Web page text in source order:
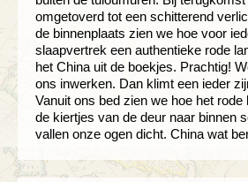
omgetoverd tot een schitterend
de binnenplaats zien we hoe voor
slaapvertrek een authentieke rode
het China uit de boekjes. Prachtig!
ons inwerken. Dan klimt een ieder
Vanuit ons bed zien we hoe het rode
de kiertjes van de deur naar binnen
vallen onze ogen dicht. China wat